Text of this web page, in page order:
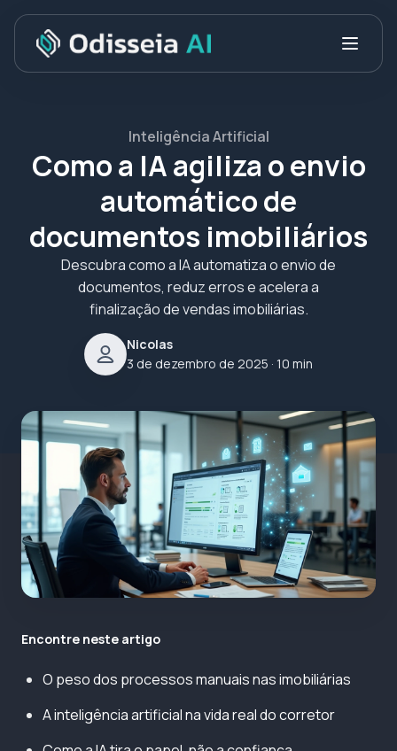
Inteligência Artificial
Como a IA agiliza o envio
automático de
documentos imobiliários
Descubra como a IA automatiza o envio de
documentos, reduz erros e acelera a
finalização de vendas imobiliárias.
Nicolas
3 de dezembro de 2025 · 10 min
Encontre neste artigo
O peso dos processos manuais nas imobiliárias
A inteligência artificial na vida real do corretor